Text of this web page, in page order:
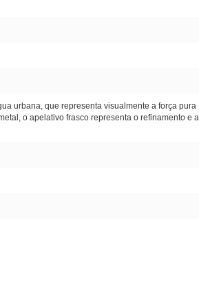
urbana, que representa visualmente a força pura
o apelativo frasco representa o refinamento e a